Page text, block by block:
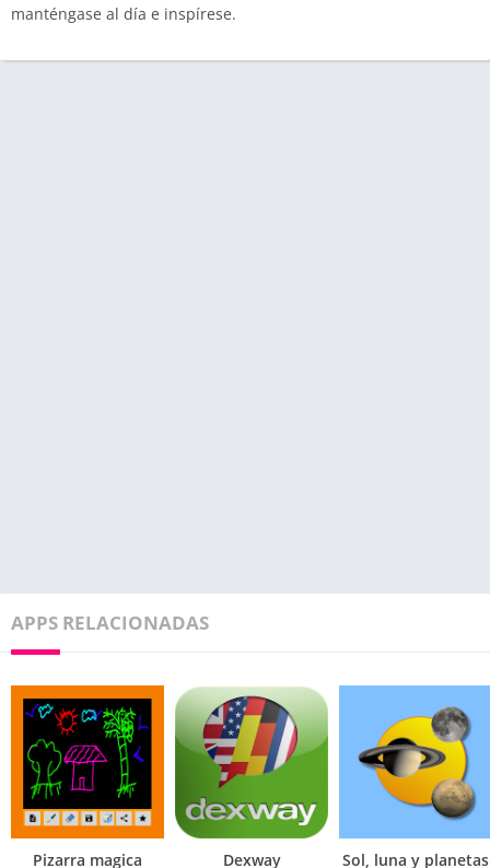
manténgase al día e inspírese.
APPS RELACIONADAS
Pizarra magica Dexway Sol, luna y planetas